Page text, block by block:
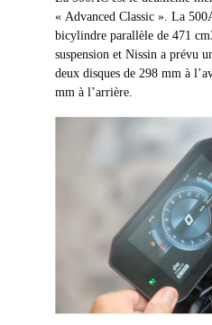
« Advanced Classic ». La
bicylindre parallèle de 471
suspension et Nissin a prévu
deux disques de 298 mm à
mm à l’arrière.